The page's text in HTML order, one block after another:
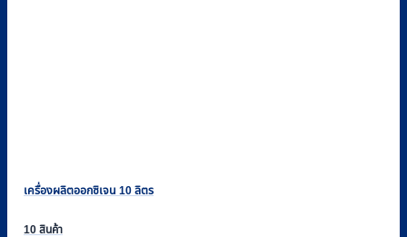
เครื่องผลิตออกซิเจน 10 ลิตร
10 สินค้า